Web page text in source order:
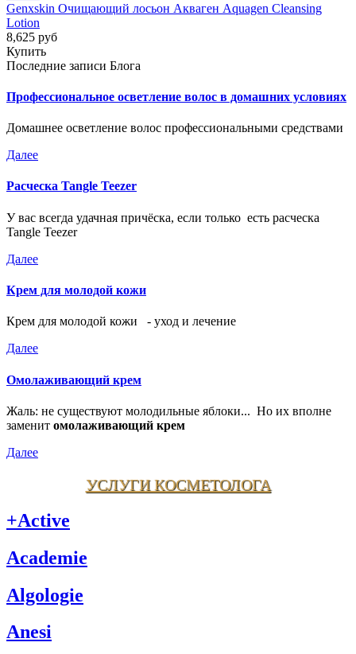
Genxskin Очищающий лосьон Акваген Aquagen Cleansing
Lotion
8,625 руб
Купить
Последние записи Блога
Профессиональное осветление волос в домашних условиях
Домашнее осветление волос профессиональными средствами
Далее
Расческа Tangle Teezer
У вас всегда удачная причёска, если только есть расческа
Tangle Teezer
Далее
Крем для молодой кожи
Крем для молодой кожи - уход и лечение
Далее
Омолаживающий крем
Жаль: не существуют молодильные яблоки... Но их вполне
заменит омолаживающий крем
Далее
УСЛУГИ КОСМЕТОЛОГА
+Active
Academie
Algologie
Anesi